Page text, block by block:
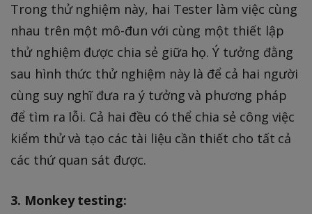
Trong thử nghiệm này, hai Tester làm việc cùng
nhau trên một mô-đun với cùng một thiết lập
thử nghiệm được chia sẻ giữa họ. Ý tưởng đằng
sau hình thức thử nghiệm này là để cả hai người
cùng suy nghĩ đưa ra ý tưởng và phương pháp
để tìm ra lỗi. Cả hai đều có thể chia sẻ công việc
kiểm thử và tạo các tài liệu cần thiết cho tất cả
các thứ quan sát được.
3. Monkey testing: